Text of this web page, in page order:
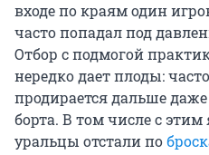
входе по краям один
часто попадал под
Отбор с подмогой
нередко дает плоды:
продирается дальше
борта. В том числе с
уральцы отстали по